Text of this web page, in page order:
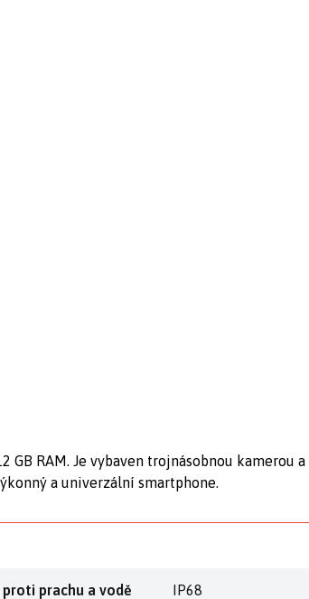
RAM. Je vybaven trojnásobnou kamerou
a univerzální smartphone.
proti prachu a vodě IP68